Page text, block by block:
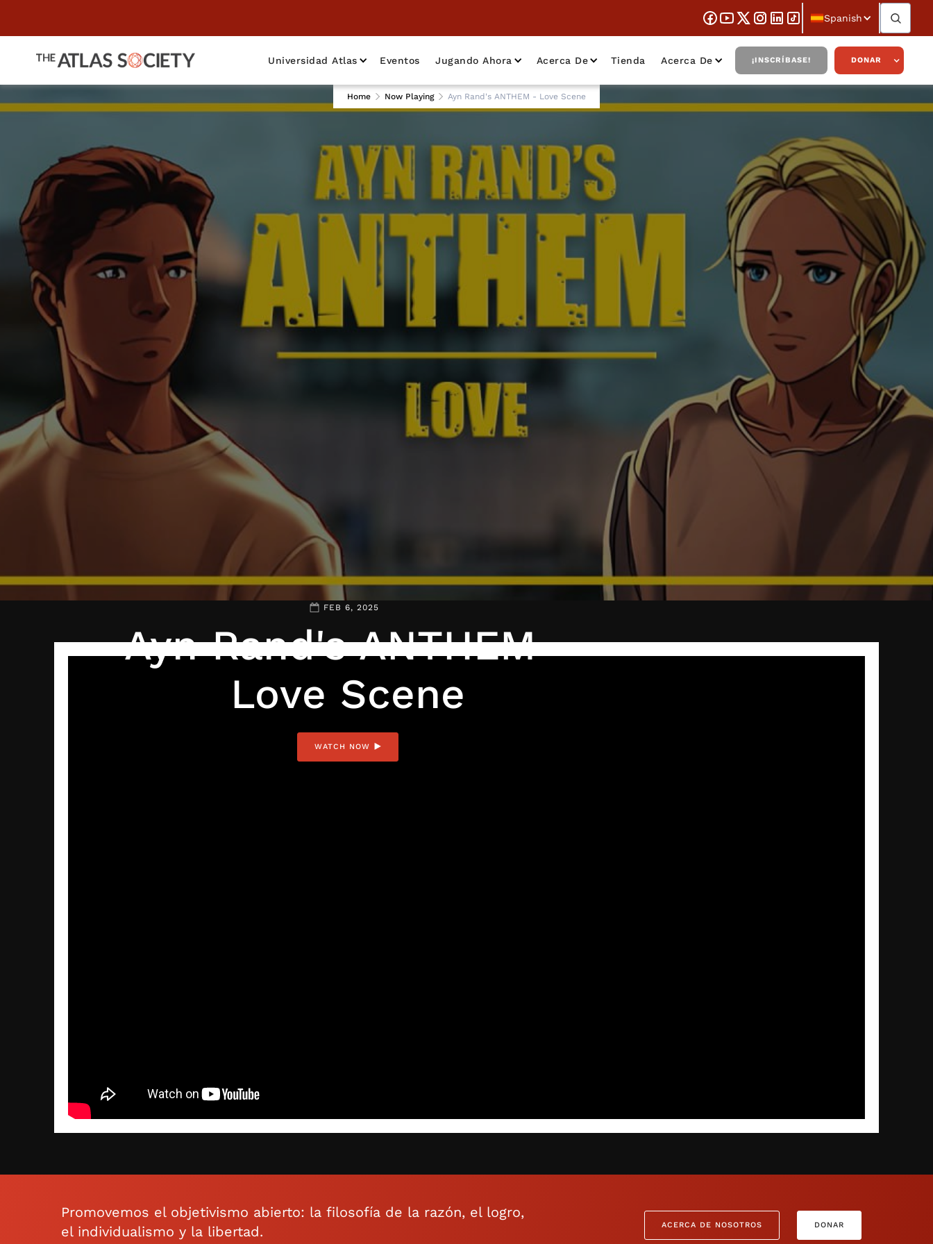
Spanish
Universidad Atlas Eventos Jugando Ahora Acerca De Tienda Acerca De ¡INSCRÍBASE! DONAR
FEB 6, 2025
Ayn Rand's ANTHEM -
Love Scene
WATCH NOW
Home Now Playing Ayn Rand's ANTHEM - Love Scene
Promovemos el objetivismo abierto: la filosofía de la razón, el logro,
el individualismo y la libertad.
ACERCA DE NOSOTROS DONAR